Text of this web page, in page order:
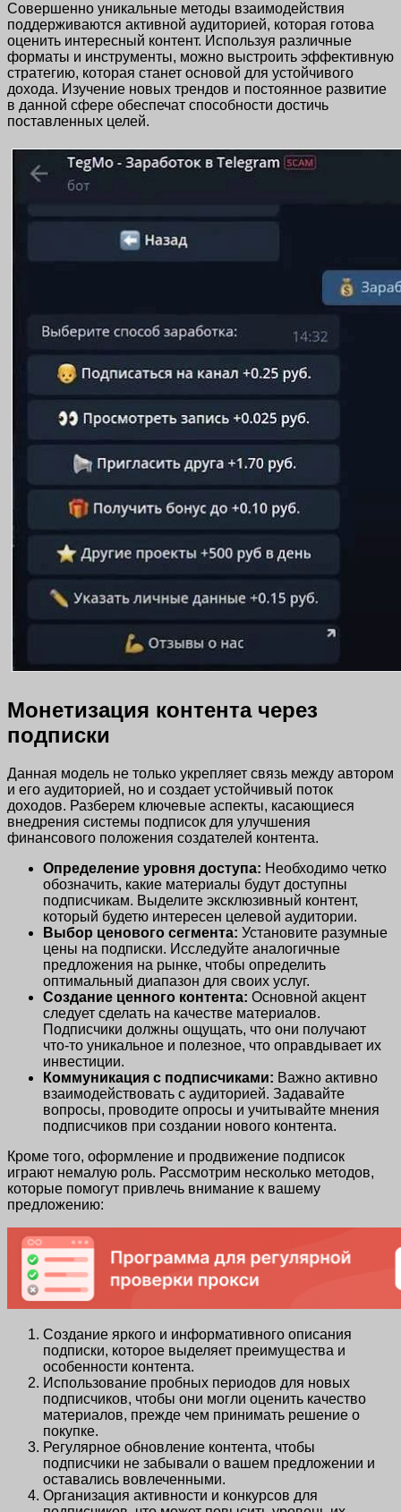
Совершенно уникальные методы взаимодействия
поддерживаются активной аудиторией, которая готова
оценить интересный контент. Используя различные
форматы и инструменты, можно выстроить эффективную
стратегию, которая станет основой для устойчивого
дохода. Изучение новых трендов и постоянное развитие
в данной сфере обеспечат способности достичь
поставленных целей.
Монетизация контента через
подписки
Данная модель не только укрепляет связь между автором
и его аудиторией, но и создает устойчивый поток
доходов. Разберем ключевые аспекты, касающиеся
внедрения системы подписок для улучшения
финансового положения создателей контента.
Определение уровня доступа: Необходимо четко
обозначить, какие материалы будут доступны
подписчикам. Выделите эксклюзивный контент,
который будетю интересен целевой аудитории.
Выбор ценового сегмента: Установите разумные
цены на подписки. Исследуйте аналогичные
предложения на рынке, чтобы определить
оптимальный диапазон для своих услуг.
Создание ценного контента: Основной акцент
следует сделать на качестве материалов.
Подписчики должны ощущать, что они получают
что-то уникальное и полезное, что оправдывает их
инвестиции.
Коммуникация с подписчиками: Важно активно
взаимодействовать с аудиторией. Задавайте
вопросы, проводите опросы и учитывайте мнения
подписчиков при создании нового контента.
Кроме того, оформление и продвижение подписок
играют немалую роль. Рассмотрим несколько методов,
которые помогут привлечь внимание к вашему
предложению:
Создание яркого и информативного описания
подписки, которое выделяет преимущества и
особенности контента.
Использование пробных периодов для новых
подписчиков, чтобы они могли оценить качество
материалов, прежде чем принимать решение о
покупке.
Регулярное обновление контента, чтобы
подписчики не забывали о вашем предложении и
оставались вовлеченными.
Организация активности и конкурсов для